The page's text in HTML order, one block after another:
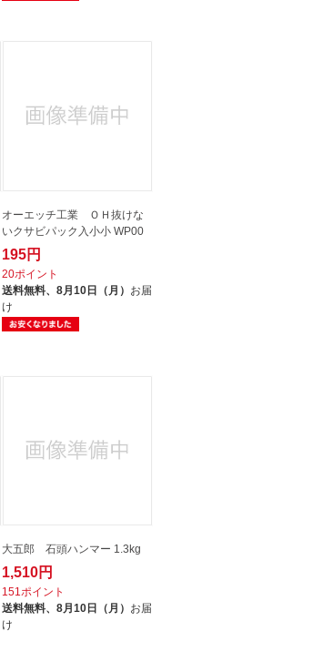
オーエッチ工業 ＯＨ抜けな
いクサビパック入小小 WP00
195円
20ポイント
送料無料、 8月10日（月） お届
け
大五郎 石頭ハンマー 1.3kg
1,510円
151ポイント
送料無料、 8月10日（月） お届
け